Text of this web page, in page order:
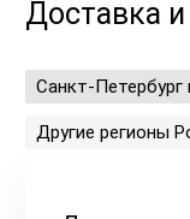
Доставка
Санкт-Петербург
Другие регионы